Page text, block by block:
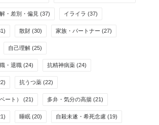
・差別・偏見 (37) イライラ (37)
散財 (30) 家族・パートナー (27)
自己理解 (25)
・退職 (24) 抗精神病薬 (24)
抗うつ薬 (22)
ート） (21) 多弁・気分の高揚 (21)
睡眠 (20) 自殺未遂・希死念慮 (19)